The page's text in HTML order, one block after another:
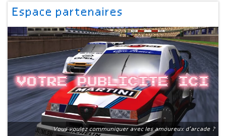
Espace partenaires
Votre publicite ici
Vous voulez communiquer avec les amoureux d'arcade ?